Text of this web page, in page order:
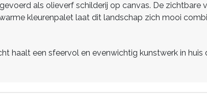
als olieverf schilderij op canvas. De zichtbare
kleurenpalet laat dit landschap zich mooi
haalt een sfeervol en evenwichtig kunstwerk in